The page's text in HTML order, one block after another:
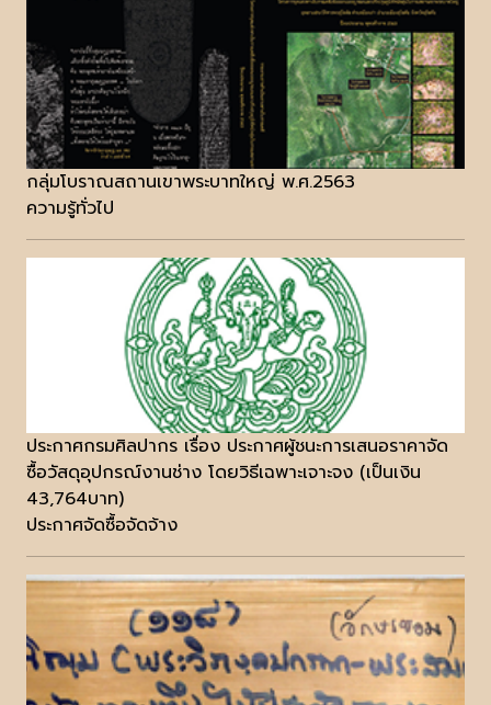
กลุ่มโบราณสถานเขาพระบาทใหญ่ พ.ศ.2563
ความรู้ทั่วไป
ประกาศกรมศิลปากร เรื่อง ประกาศผู้ชนะการเสนอราคาจัด
ซื้อวัสดุอุปกรณ์งานช่าง โดยวิธีเฉพาะเจาะจง (เป็นเงิน
43,764บาท)
ประกาศจัดซื้อจัดจ้าง